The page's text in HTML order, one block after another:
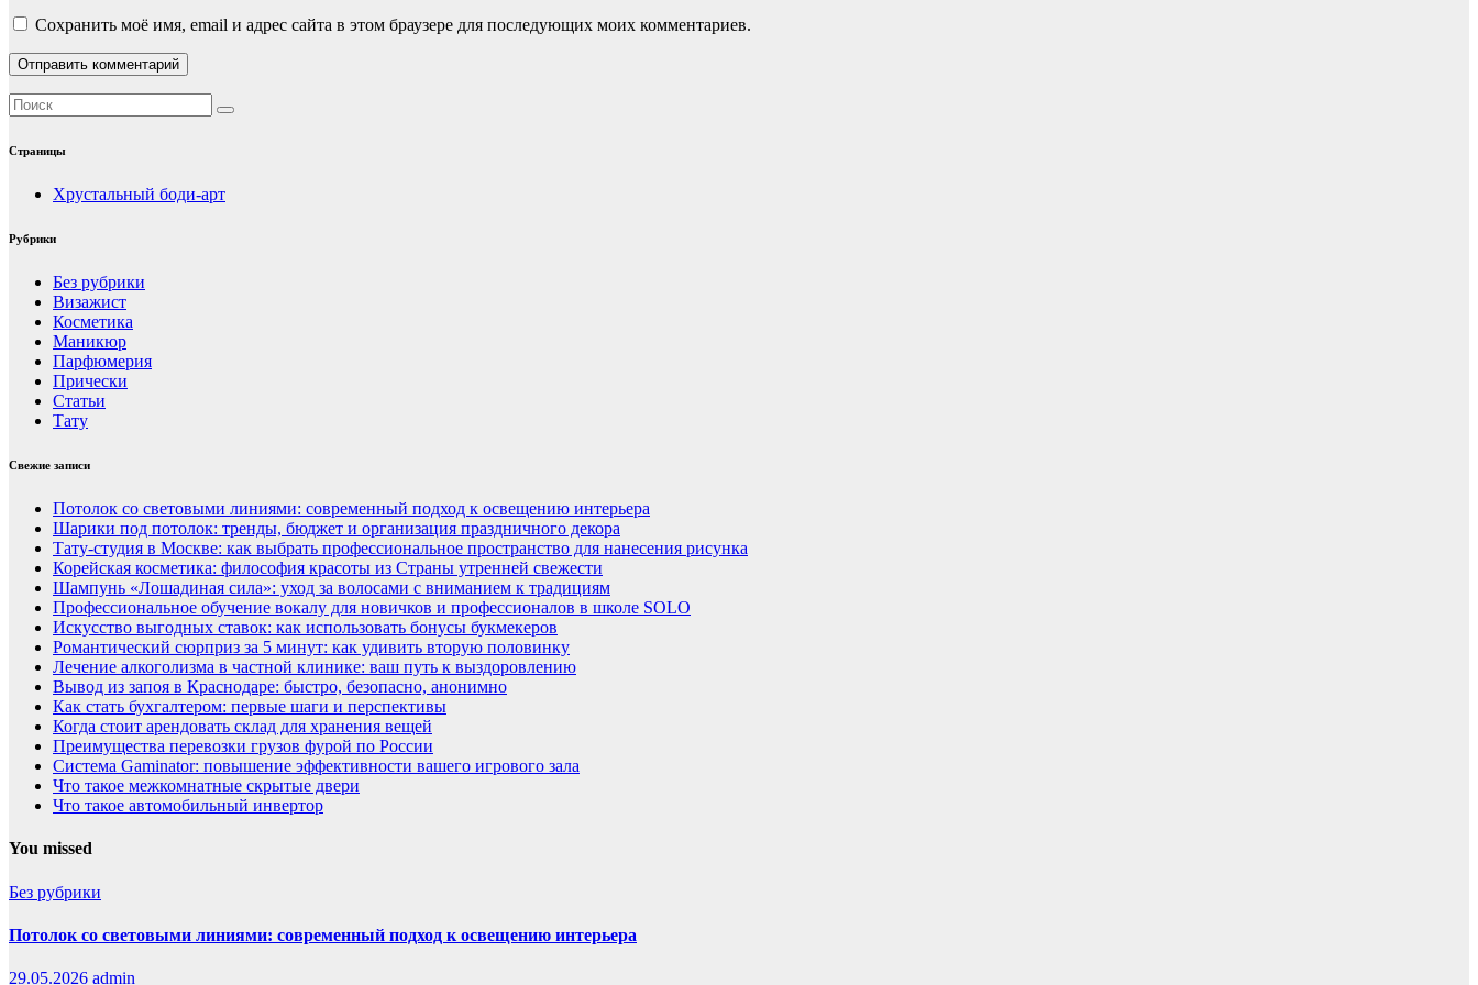
Сохранить моё имя, email и адрес сайта в этом браузере для последующих моих комментариев.
Страницы
Хрустальный боди-арт
Рубрики
Без рубрики
Визажист
Косметика
Маникюр
Парфюмерия
Прически
Статьи
Тату
Свежие записи
Потолок со световыми линиями: современный подход к освещению интерьера
Шарики под потолок: тренды, бюджет и организация праздничного декора
Тату-студия в Москве: как выбрать профессиональное пространство для нанесения рисунка
Корейская косметика: философия красоты из Страны утренней свежести
Шампунь «Лошадиная сила»: уход за волосами с вниманием к традициям
Профессиональное обучение вокалу для новичков и профессионалов в школе SOLO
Искусство выгодных ставок: как использовать бонусы букмекеров
Романтический сюрприз за 5 минут: как удивить вторую половинку
Лечение алкоголизма в частной клинике: ваш путь к выздоровлению
Вывод из запоя в Краснодаре: быстро, безопасно, анонимно
Как стать бухгалтером: первые шаги и перспективы
Когда стоит арендовать склад для хранения вещей
Преимущества перевозки грузов фурой по России
Система Gaminator: повышение эффективности вашего игрового зала
Что такое межкомнатные скрытые двери
Что такое автомобильный инвертор
You missed
Без рубрики
Потолок со световыми линиями: современный подход к освещению интерьера
29.05.2026 admin